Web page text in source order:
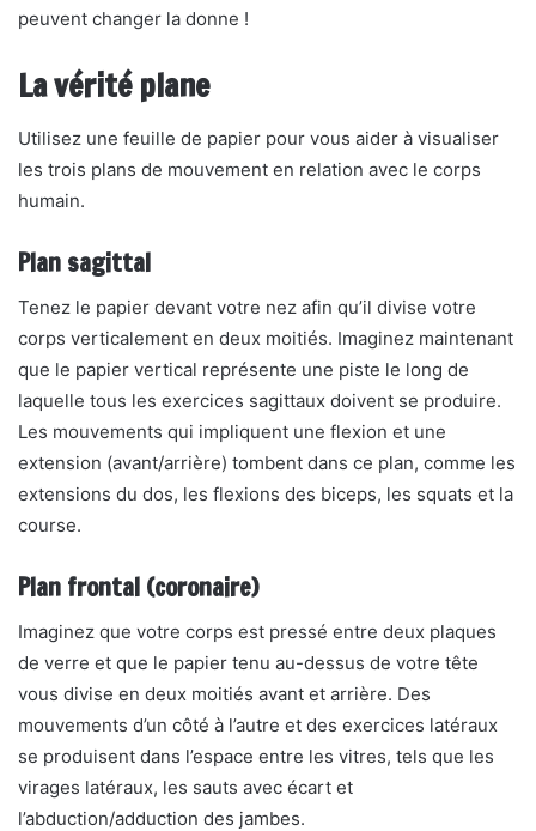
peuvent changer la donne !
La vérité plane
Utilisez une feuille de papier pour vous aider à visualiser
les trois plans de mouvement en relation avec le corps
humain.
Plan sagittal
Tenez le papier devant votre nez afin qu’il divise votre
corps verticalement en deux moitiés. Imaginez maintenant
que le papier vertical représente une piste le long de
laquelle tous les exercices sagittaux doivent se produire.
Les mouvements qui impliquent une flexion et une
extension (avant/arrière) tombent dans ce plan, comme les
extensions du dos, les flexions des biceps, les squats et la
course.
Plan frontal (coronaire)
Imaginez que votre corps est pressé entre deux plaques
de verre et que le papier tenu au-dessus de votre tête
vous divise en deux moitiés avant et arrière. Des
mouvements d’un côté à l’autre et des exercices latéraux
se produisent dans l’espace entre les vitres, tels que les
virages latéraux, les sauts avec écart et
l’abduction/adduction des jambes.